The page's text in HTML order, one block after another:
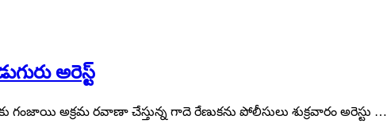
అరెస్ట్
గంజాయి అక్రమ రవాణా చేస్తున్న గాదె రేణుకను పోలీసులు శుక్రవారం అరెస్టు …